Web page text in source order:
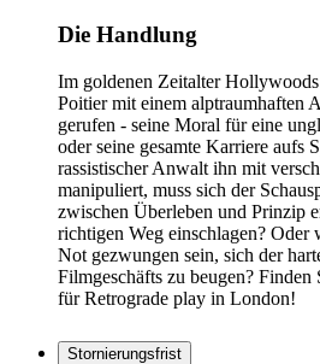
Die Handlung
Im goldenen Zeitalter
Poitier mit einem alptraumhaften
gerufen - seine Moral für eine
oder seine gesamte Karriere aufs
rassistischer Anwalt ihn mit
manipuliert, muss sich der
zwischen Überleben und Prinzip
richtigen Weg einschlagen?
Not gezwungen sein, sich der
Filmgeschäfts zu beugen?
für Retrograde play in London!
Stornierungsfrist